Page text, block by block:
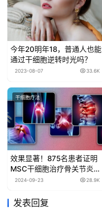
今年20明年18，普通人也能
通过干细胞逆转时光吗？
2023-08-07 33.6K
干细胞疗法
效果显著！875名患者证明
MSC干细胞治疗骨关节炎极
具潜力
2024-09-23 28.9K
发表回复